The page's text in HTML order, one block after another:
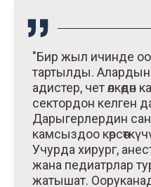
"Бир жыл ичинде
тартылды.
адистер, чет
сектордон келген
Дарыгерлердин
камсыздоо
Учурда хирург,
жана педиатрлар
жатышат.